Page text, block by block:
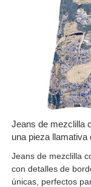
Jeans de mezclilla
una pieza llamativa
Jeans de mezclilla
con detalles de
únicas, perfectos